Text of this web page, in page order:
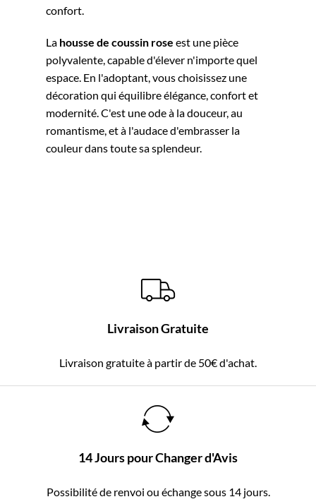
confort.
La housse de coussin rose est une pièce
polyvalente, capable d'élever n'importe quel
espace. En l'adoptant, vous choisissez une
décoration qui équilibre élégance, confort et
modernité. C'est une ode à la douceur, au
romantisme, et à l'audace d'embrasser la
couleur dans toute sa splendeur.
Livraison Gratuite
Livraison gratuite à partir de 50€ d'achat.
14 Jours pour Changer d'Avis
Possibilité de renvoi ou échange sous 14 jours.